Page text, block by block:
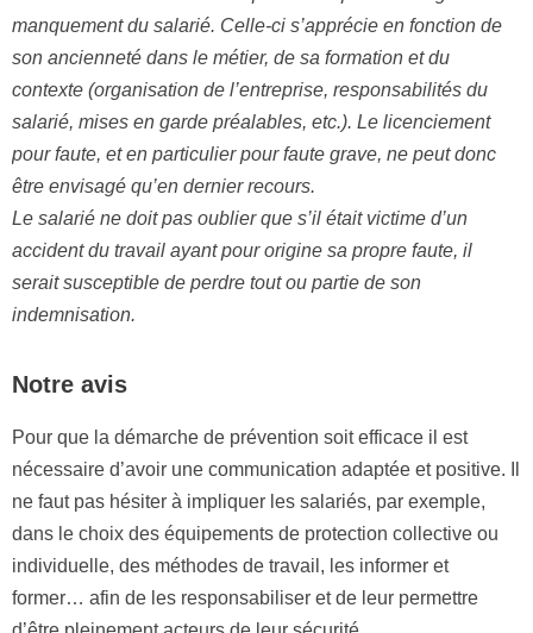
manquement du salarié. Celle-ci s’apprécie en fonction de
son ancienneté dans le métier, de sa formation et du
contexte (organisation de l’entreprise, responsabilités du
salarié, mises en garde préalables, etc.). Le licenciement
pour faute, et en particulier pour faute grave, ne peut donc
être envisagé qu’en dernier recours.
Le salarié ne doit pas oublier que s’il était victime d’un
accident du travail ayant pour origine sa propre faute, il
serait susceptible de perdre tout ou partie de son
indemnisation.
Notre avis
Pour que la démarche de prévention soit efficace il est
nécessaire d’avoir une communication adaptée et positive. Il
ne faut pas hésiter à impliquer les salariés, par exemple,
dans le choix des équipements de protection collective ou
individuelle, des méthodes de travail, les informer et
former… afin de les responsabiliser et de leur permettre